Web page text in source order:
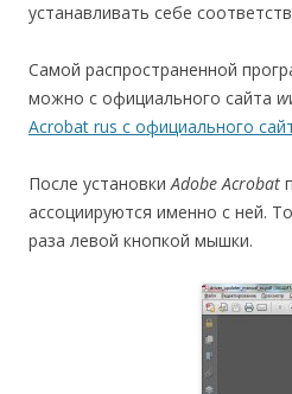
устанавливать себе
Самой распространенной
можно с официального сайта
Acrobat rus с официального
После установкиAdobe Acrobat
ассоциируются именно с ней.
раза левой кнопкой мышки.